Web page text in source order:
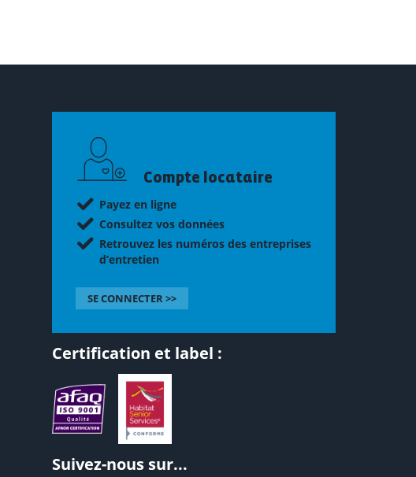
Compte locataire
Payez en ligne
Consultez vos données
Retrouvez les numéros des entreprises
d’entretien
SE CONNECTER >>
Certification et label :
Suivez-nous sur...